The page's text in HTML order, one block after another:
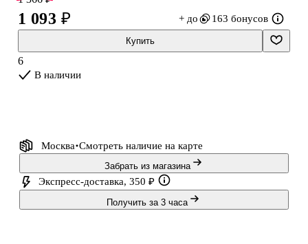
• Возрастные рекомендации: для детей от 1,5 лет.
1 093 ₽ + до 163 бонусов
Купить
6
В наличии
Москва Смотреть наличие на карте
Забрать из магазина
Экспресс-доставка, 350 ₽
Получить за 3 часа